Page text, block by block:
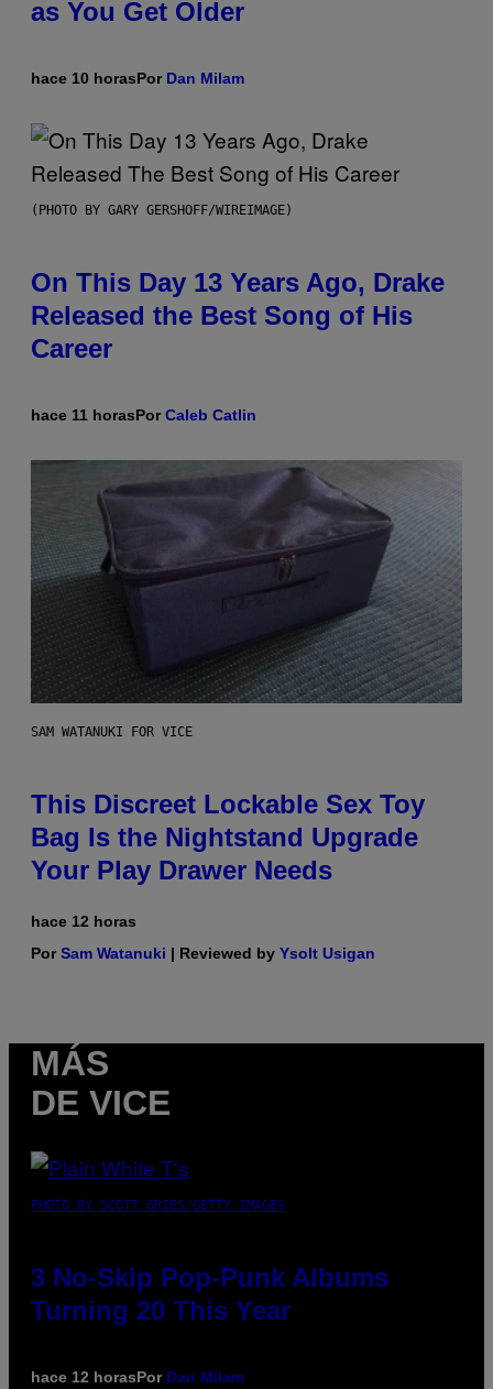
as You Get Older
hace 10 horasPor Dan Milam
(PHOTO BY GARY GERSHOFF/WIREIMAGE)
On This Day 13 Years Ago, Drake
Released the Best Song of His
Career
hace 11 horasPorCaleb Catlin
SAM WATANUKI FOR VICE
This Discreet Lockable Sex Toy
Bag Is the Nightstand Upgrade
Your Play Drawer Needs
hace 12 horas
PorSam Watanuki | Reviewed by Ysolt Usigan
MÁS
DE VICE
PHOTO BY SCOTT GRIES/GETTY IMAGES
3 No-Skip Pop-Punk Albums
Turning 20 This Year
hace 12 horasPor Dan Milam